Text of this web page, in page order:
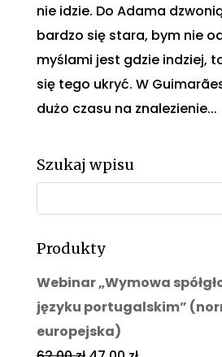
nie idzie. Do Adama
bardzo się stara, bym nie
myślami jest gdzie indziej,
się tego ukryć. W
dużo czasu na znalezienie...
Szukaj wpisu
Produkty
Webinar „Wymowa
języku portugalskim”
europejska)